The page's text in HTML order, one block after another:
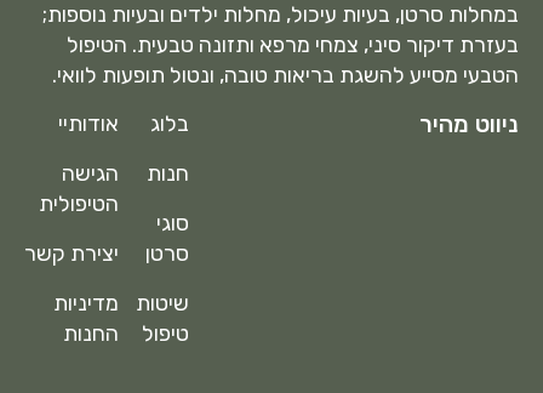
במחלות סרטן, בעיות עיכול, מחלות ילדים ובעיות נוספות;
בעזרת דיקור סיני, צמחי מרפא ותזונה טבעית. הטיפול
הטבעי מסייע להשגת בריאות טובה, ונטול תופעות לוואי.
ניווט מהיר
בלוג
חנות
סוגי
סרטן
שיטות
טיפול
אודותיי
הגישה
הטיפולית
יצירת קשר
מדיניות
החנות